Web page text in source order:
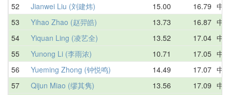
52
Jianwei Liu (刘建炜) 15.00 16.79 中
53
Yihao Zhao (赵羿皓) 13.73 16.87 中
54
Yiquan Ling (凌艺全) 13.52 17.04 中
55
Yunong Li (李雨浓) 10.71 17.05 中
56
Yueming Zhong (钟悦鸣) 14.49 17.07 中
57
Qijun Miao (缪其隽) 13.56 17.09 中